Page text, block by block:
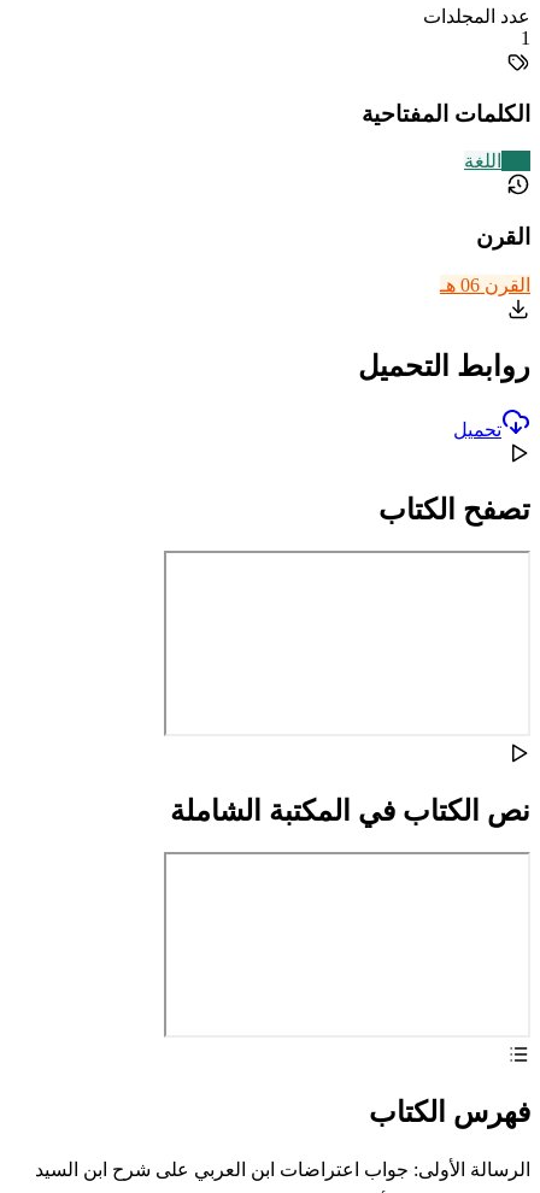
عدد المجلدات
1
الكلمات المفتاحية
اللغة
القرن
القرن 06 هـ
روابط التحميل
تحميل
تصفح الكتاب
نص الكتاب في المكتبة الشاملة
فهرس الكتاب
الرسالة الأولى: جواب اعتراضات ابن العربي على شرح ابن السيد